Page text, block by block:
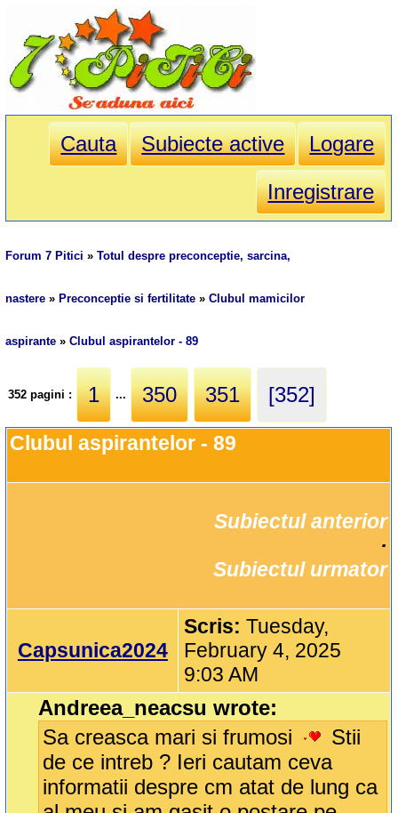
Cauta Subiecte active
Logare
Inregistrare
Forum 7 Pitici »Totul despre preconceptie, sarcina,
nastere » Preconceptie si fertilitate »Clubul mamicilor
aspirante »Clubul aspirantelor - 89
352 pagini : 1 ... 350 351 [352]
Clubul aspirantelor - 89
Subiectul anterior
Subiectul urmator
Capsunica2024
Scris:Tuesday,
February 4, 2025
9:03 AM
Andreea_neacsu wrote:
Sa creasca mari si frumosi
Stii
de ce intreb ? Ieri cautam ceva
informatii despre cm atat de lung ca